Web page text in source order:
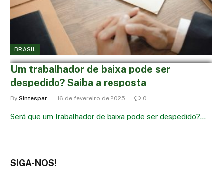
BRASIL
Um trabalhador de baixa pode ser
despedido? Saiba a resposta
By Sintespar 16 de fevereiro de 2025 0
Será que um trabalhador de baixa pode ser despedido?…
SIGA-NOS!